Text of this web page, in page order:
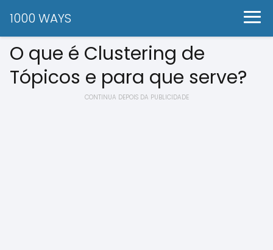
1000 WAYS
O que é Clustering de
Tópicos e para que serve?
CONTINUA DEPOIS DA PUBLICIDADE